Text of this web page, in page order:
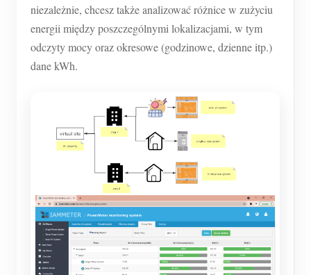
niezależnie, chcesz także analizować różnice w zużyciu
energii między poszczególnymi lokalizacjami, w tym
odczyty mocy oraz okresowe (godzinowe, dzienne itp.)
dane kWh.